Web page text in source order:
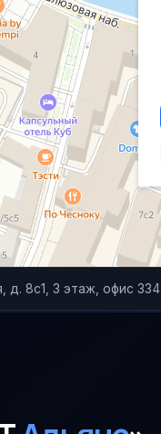
д. 8с1, 3 этаж, офис 334